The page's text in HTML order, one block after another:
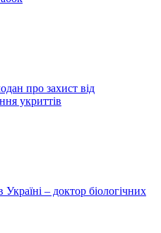
про захист від
укриттів
– доктор біологічних